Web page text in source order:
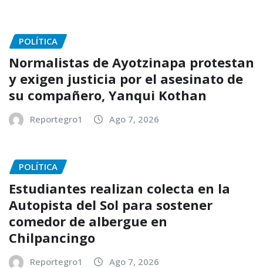
POLÍTICA
Normalistas de Ayotzinapa protestan
y exigen justicia por el asesinato de
su compañero, Yanqui Kothan
Reportegro1 Ago 7, 2026
POLÍTICA
Estudiantes realizan colecta en la
Autopista del Sol para sostener
comedor de albergue en
Chilpancingo
Reportegro1 Ago 7, 2026